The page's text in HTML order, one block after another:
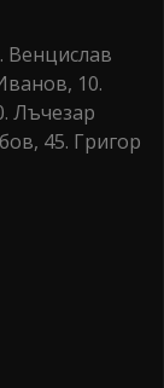
Венцислав
10.
Лъчезар
45. Григор